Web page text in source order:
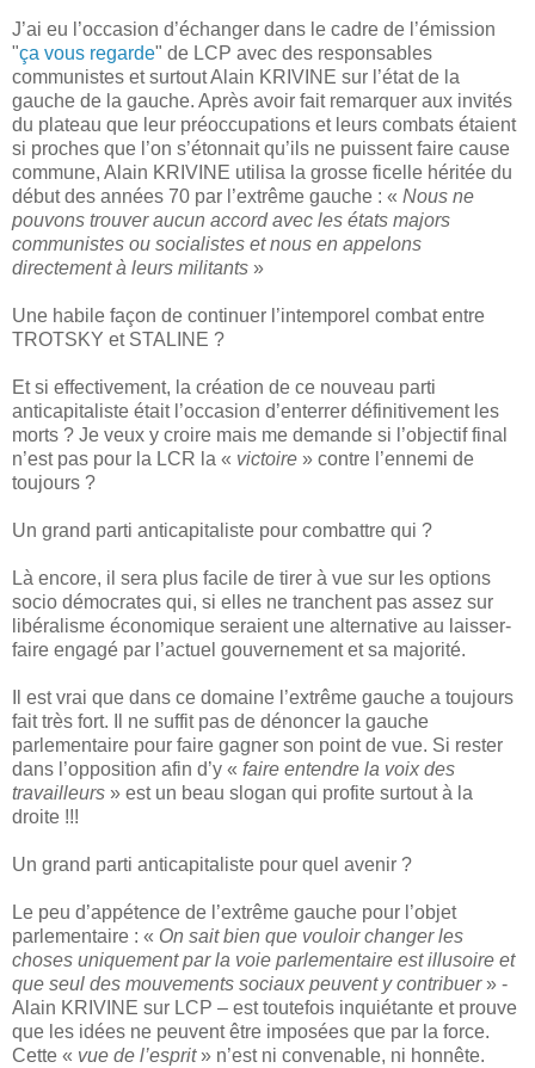
J’ai eu l’occasion d’échanger dans le cadre de l’émission
"ça vous regarde" de LCP avec des responsables
communistes et surtout Alain KRIVINE sur l’état de la
gauche de la gauche. Après avoir fait remarquer aux invités
du plateau que leur préoccupations et leurs combats étaient
si proches que l’on s’étonnait qu’ils ne puissent faire cause
commune, Alain KRIVINE utilisa la grosse ficelle héritée du
début des années 70 par l’extrême gauche : « Nous ne
pouvons trouver aucun accord avec les états majors
communistes ou socialistes et nous en appelons
directement à leurs militants »
Une habile façon de continuer l’intemporel combat entre
TROTSKY et STALINE ?
Et si effectivement, la création de ce nouveau parti
anticapitaliste était l’occasion d’enterrer définitivement les
morts ? Je veux y croire mais me demande si l’objectif final
n’est pas pour la LCR la « victoire » contre l’ennemi de
toujours ?
Un grand parti anticapitaliste pour combattre qui ?
Là encore, il sera plus facile de tirer à vue sur les options
socio démocrates qui, si elles ne tranchent pas assez sur
libéralisme économique seraient une alternative au laisser-
faire engagé par l’actuel gouvernement et sa majorité.
Il est vrai que dans ce domaine l’extrême gauche a toujours
fait très fort. Il ne suffit pas de dénoncer la gauche
parlementaire pour faire gagner son point de vue. Si rester
dans l’opposition afin d’y « faire entendre la voix des
travailleurs » est un beau slogan qui profite surtout à la
droite !!!
Un grand parti anticapitaliste pour quel avenir ?
Le peu d’appétence de l’extrême gauche pour l’objet
parlementaire : « On sait bien que vouloir changer les
choses uniquement par la voie parlementaire est illusoire et
que seul des mouvements sociaux peuvent y contribuer» -
Alain KRIVINE sur LCP – est toutefois inquiétante et prouve
que les idées ne peuvent être imposées que par la force.
Cette « vue de l’esprit» n’est ni convenable, ni honnête.